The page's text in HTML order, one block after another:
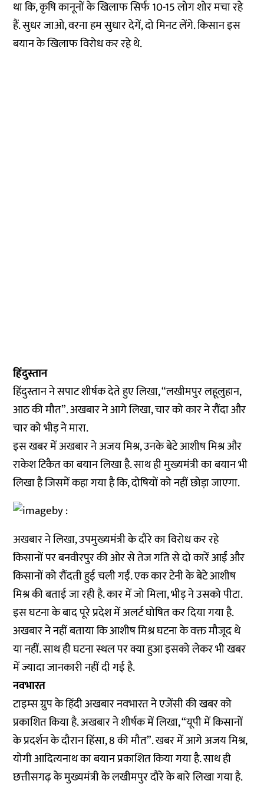
था कि, कृषि कानूनों के खिलाफ सिर्फ 10-15 लोग शोर मचा रहे
हैं. सुधर जाओ, वरना हम सुधार देगें, दो मिनट लेंगे. किसान इस
बयान के खिलाफ विरोध कर रहे थे.
हिंदुस्तान
हिंदुस्तान ने सपाट शीर्षक देते हुए लिखा, “लखीमपुर लहूलुहान,
आठ की मौत”. अखबार ने आगे लिखा, चार को कार ने रौंदा और
चार को भीड़ ने मारा.
इस खबर में अखबार ने अजय मिश्र, उनके बेटे आशीष मिश्र और
राकेश टिकैत का बयान लिखा है. साथ ही मुख्यमंत्री का बयान भी
लिखा है जिसमें कहा गया है कि, दोषियों को नहीं छोड़ा जाएगा.
अखबार ने लिखा, उपमुख्यमंत्री के दौरे का विरोध कर रहे
किसानों पर बनवीरपुर की ओर से तेज गति से दो कारें आईं और
किसानों को रौंदती हुई चली गईं. एक कार टेनी के बेटे आशीष
मिश्र की बताई जा रही है. कार में जो मिला, भीड़ ने उसको पीटा.
इस घटना के बाद पूरे प्रदेश में अलर्ट घोषित कर दिया गया है.
अखबार ने नहीं बताया कि आशीष मिश्र घटना के वक्त मौजूद थे
या नहीं. साथ ही घटना स्थल पर क्या हुआ इसको लेकर भी खबर
में ज्यादा जानकारी नहीं दी गई है.
नवभारत
टाइम्स ग्रुप के हिंदी अखबार नवभारत ने एजेंसी की खबर को
प्रकाशित किया है. अखबार ने शीर्षक में लिखा, “यूपी में किसानों
के प्रदर्शन के दौरान हिंसा, 8 की मौत”. खबर में आगे अजय मिश्र,
योगी आदित्यनाथ का बयान प्रकाशित किया गया है. साथ ही
छत्तीसगढ़ के मुख्यमंत्री के लखीमपुर दौरे के बारे लिखा गया है.